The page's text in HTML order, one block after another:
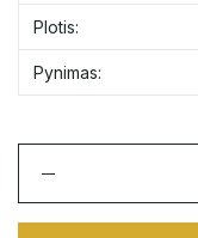
Plotis:
Pynimas:
Auksinė